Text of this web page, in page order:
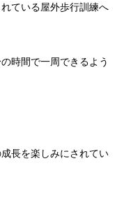
ている屋外歩行訓練へ
時間で一周できるよう
長を楽しみにされてい